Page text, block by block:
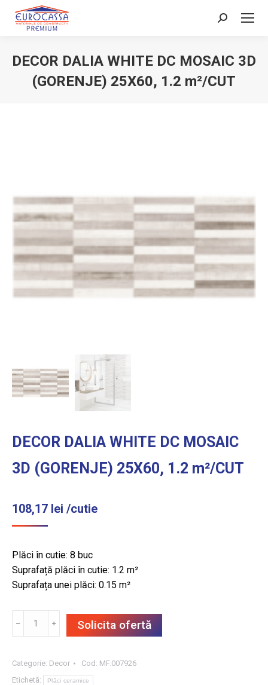
Search:
DECOR DALIA WHITE DC MOSAIC 3D
(GORENJE) 25X60, 1.2 m²/CUT
DECOR DALIA WHITE DC MOSAIC
3D (GORENJE) 25X60, 1.2 m²/CUT
108,17 lei /cutie
Plăci în cutie: 8 buc
Suprafață plăci în cutie: 1.2 m²
Suprafața unei plăci: 0.15 m²
WHITE
DC
﹣ ﹢ Solicita ofertă
Categorie: Decor Cod: MF.007926
Etichetă:
Plăci ceramice